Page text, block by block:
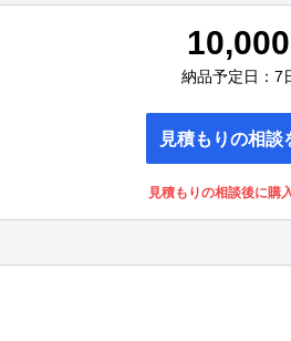
10,000
納品予定日：7
見積もりの相談
見積もりの相談後に購